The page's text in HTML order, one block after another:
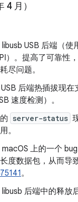
4 月）
USB 后端（使
）。提高了可靠性
尽问题。
后端热插拔现
速度检测）。
server-status
。
上的一个
度数据包，从而导
。
后端中的释放